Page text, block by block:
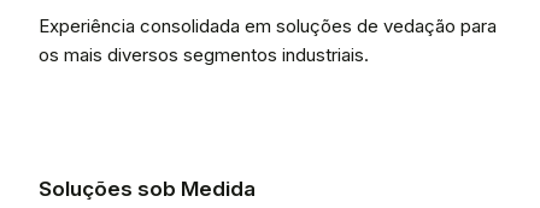
Experiência consolidada em soluções de vedação para
os mais diversos segmentos industriais.
Soluções sob Medida